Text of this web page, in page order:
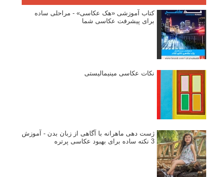
کتاب آموزشی «هک عکاسی» - مراحلی ساده
برای پیشرفت عکاسی شما
نکات عکاسی مینیمالیستی
ژست دهی ماهرانه با آگاهی از زبان بدن - آموزش
3 نکته ساده برای بهبود عکاسی پرتره